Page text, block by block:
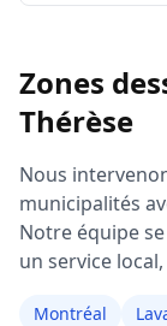
Zones
Thérèse
Nous
municipalités
Notre équipe
un service
Montréal